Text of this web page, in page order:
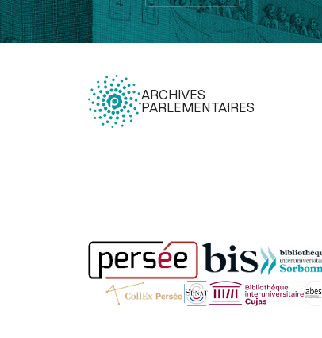
ARCHIVES
PARLEMENTAIRES